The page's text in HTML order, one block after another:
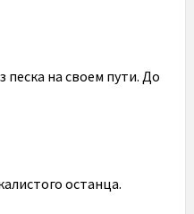
на своем пути. До
останца.